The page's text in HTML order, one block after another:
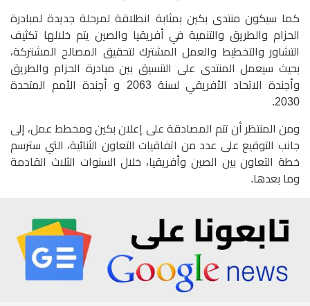
كما سيكون منتدى بكين بمثابة انطلاقة لمرحلة جديدة لمبادرة
الحزام والطريق والتنمية في أفريقيا والصين يتم خلالها تكثيف
التشاور والتخطيط والعمل المشترك لتحقيق المصالح المشتركة،
بحيث سيعمل المنتدى على التنسيق بين مبادرة الحزام والطريق
وأجندة الاتحاد الأفريقي لسنة 2063 و أجندة الأمم المتحدة
2030.
ومن المنتظر أن تتم المصادقة على إعلان بكين ومخطط عمل، إلى
جانب التوقيع على عدد من اتفاقيات التعاون الثنائية، التي سترسم
خطة التعاون بين الصين وأفريقيا، خلال السنوات الثلاث القادمة
وما بعدها.